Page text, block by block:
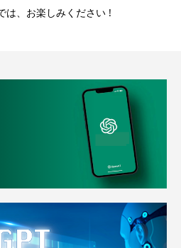
は、お楽しみください !